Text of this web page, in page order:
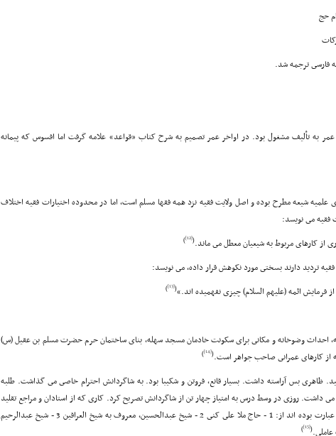
به تألیف مشغول بود. در اواخر عمر تصمیم به شرح کتاب «قواعد» علامه گرفت اما افسوس که پیمانه
علمیه شیعه مطرح بوده و اصل ولایت فقیه نزد همه فقها مسلم است، اما در محدوده اختیارات فقیه اختلاف
فقیه مى نویسد:
از کارهاى مربوط به شیعیان معطل مى ماند.(
[12]
)
فقیه تردید دارند بسختى مورد نکوهش قرار داده، مى نویسد:
فرمایش ائمه (علیهم السلام) چیزى نفهمیده اند.»(
[13]
)
احداث وضوخانه و مکانى براى سکونت خادمان مسجد سهله، بناى ساختمان حرم حضرت مسلم بن عقیل (س)
از کارهاى عمرانى صاحب جواهر است.(
[14]
)
ظاهرى بس آراسته داشت. بسیار قانع، فروتن و شکیبا بود. به شاگردانش احترام خاصى مى گذاشت. طلبه
مى داشت. روزى در وسط درس به امتیاز چهار تن از شاگردانش تصریح کرد. کارى که از استادان و مراجع تقلید
کمتر رخ مى دهد. آن چهار نفر عبارت بوده اند از: 1 - حاج ملا على کنى 2 - شیخ عبدالحسین، معروف به شیخ العراقین 3 - شیخ عبدالرحیم
(
[15]
)